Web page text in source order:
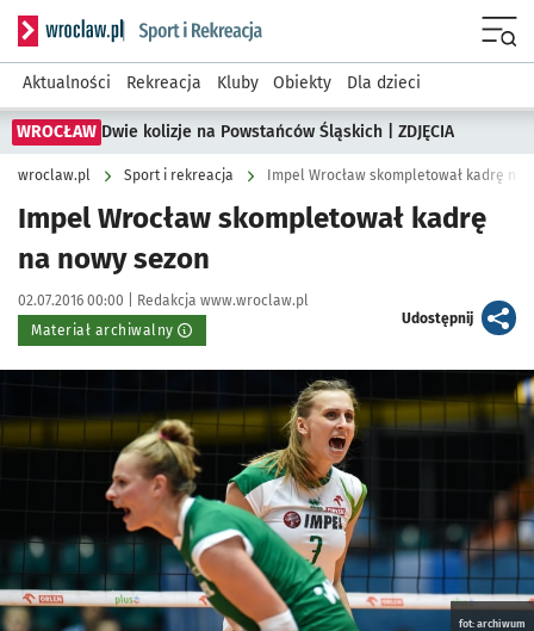
Serwis informacyjny wroclaw.pl podserwis: Sport i rekreacja
Aktualności Rekreacja Kluby Obiekty Dla dzieci
WROCŁAW Dwie kolizje na Powstańców Śląskich | ZDJĘCIA
wroclaw.pl Sport i rekreacja Impel Wrocław skompletował kadrę na
Impel Wrocław skompletował kadrę
na nowy sezon
Data publikacji:
02.07.2016 00:00 | Autor:
Redakcja www.wroclaw.pl
Materiał archiwalny
Udostępnijartykuł
fot: archiwum